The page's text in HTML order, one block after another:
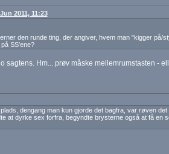
2011, 11:23
den runde ting, der angiver, hvem man "kigger
SS'ene?
sagtens. Hm... prøv måske mellemrumstasten -
dengang man kun gjorde det bagfra, var røven
at dyrke sex forfra, begyndte brysterne også at få en